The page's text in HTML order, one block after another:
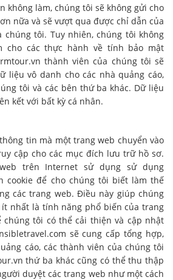
không làm, chúng tôi sẽ không gửi cho
nữa và sẽ vượt qua được chỉ dẫn của
chúng tôi. Tuy nhiên, chúng tôi không
cho các thực hành về tính bảo mật
thành viên của chúng tôi sẽ
liệu vô danh cho các nhà quảng cáo,
tôi và các bên thứ ba khác. Dữ liệu
kết với bất kỳ cá nhân.
tin mà một trang web chuyển vào
cập cho các mục đích lưu trữ hồ sơ.
trên Internet sử dụng sử dụng
cookie để cho chúng tôi biết làm thế
các trang web. Điều này giúp chúng
nhất là tính năng phổ biến của trang
chúng tôi có thể cải thiện và cập nhật
sẽ cung cấp tổng hợp,
cáo, các thành viên của chúng tôi
thứ ba khác cũng có thể thu thập
duyệt các trang web như một cách